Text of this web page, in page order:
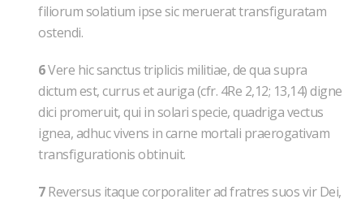
filiorum solatium ipse sic meruerat transfiguratam
ostendi.
6Vere hic sanctus triplicis militiae, de qua supra
dictum est, currus et auriga (cfr. 4Re 2,12; 13,14) digne
dici promeruit, qui in solari specie, quadriga vectus
ignea, adhuc vivens in carne mortali praerogativam
transfigurationis obtinuit.
7Reversus itaque corporaliter ad fratres suos vir Dei,